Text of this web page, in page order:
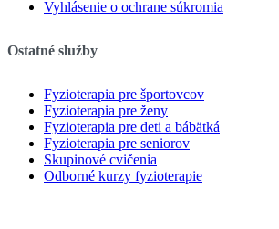
Vyhlásenie o ochrane súkromia
Ostatné služby
Fyzioterapia pre športovcov
Fyzioterapia pre ženy
Fyzioterapia pre deti a bábätká
Fyzioterapia pre seniorov
Skupinové cvičenia
Odborné kurzy fyzioterapie